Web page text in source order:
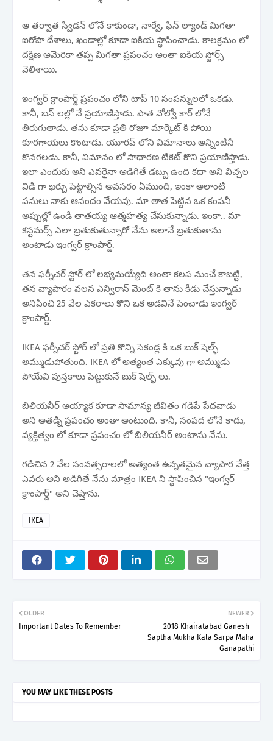
ఆ తర్వాత స్వీడన్ లోనే కాకుండా, నార్వే, ఫిన్ ల్యాండ్ మిగతా
ఐరోపా దేశాలు, ఖండాల్లో కూడా ఐకియ స్థాపించాడు. కాలక్రమం లో
దక్షిణ అమెరికా తప్ప మిగతా ప్రపంచం అంతా ఐకియ స్టోర్స్
వెలిశాయి.
ఇంగ్వర్ క్రాంపార్డ్ ప్రపంచం లోని టాప్ 10 సంపన్నులలో ఒకడు.
కానీ, బస్ లల్లో నే ప్రయాణిస్తాడు. పాత వోల్వో కార్ లోనే
తిరుగుతాడు. తను కూడా ప్రతి రోజూ మార్కెట్ కి పోయి
కూరగాయలు కొంటాడు. యూరప్ లోని విమానాలు అన్నింటినీ
కొనగలడు. కానీ, విమానం లో సాధారణ టికెట్ కొని ప్రయాణిస్తాడు.
ఇలా ఎందుకు అని ఎవరైనా అడిగితే డబ్బు ఉంది కదా అని విచ్చల
విడి గా ఖర్చు పెట్టాల్సిన అవసరం ఏముంది, ఇంకా అలాంటి
పనులు నాకు ఆనందం వేయవు. మా తాత పెట్టిన ఒక కంపనీ
అప్పుల్లో ఉండి తాతయ్య ఆత్మహత్య చేసుకున్నాడు. ఇంకా.. మా
కస్టమర్స్ ఎలా బ్రతుకుతున్నారో నేను అలానే బ్రతుకుతాను
అంటాడు ఇంగ్వర్ క్రాంపార్డ్.
తన ఫర్నీచర్ స్టోర్ లో లభ్యమయ్యేది అంతా కలప నుంచే కాబట్టి,
తన వ్యాపారం వలన ఎన్విరాన్ మెంట్ కి తాను కీడు చేస్తున్నాడు
అనిపించి 25 వేల ఎకరాలు కొని ఒక అడవినే పెంచాడు ఇంగ్వర్
క్రాంపార్డ్.
IKEA ఫర్నీచర్ స్టోర్ లో ప్రతి కొన్ని సెకండ్ల కి ఒక బుక్ షెల్ఫ్
అమ్ముడుపోతుంది. IKEA లో అత్యంత ఎక్కువు గా అమ్ముడు
పోయేవి పుస్తకాలు పెట్టుకునే బుక్ షెల్ఫ్ లు.
బిలియనీర్ అయ్యాక కూడా సామాన్య జీవితం గడిపే పేదవాడు
అని అతడ్ని ప్రపంచం అంతా అంటుంది. కానీ, సంపద లోనే కాదు,
వ్యక్తిత్వం లో కూడా ప్రపంచం లో బిలియనీర్ అంటాను నేను.
గడిచిన 2 వేల సంవత్సరాలలో అత్యంత ఉన్నతమైన వ్యాపార వేత్త
ఎవరు అని అడిగితే నేను మాత్రం IKEA ని స్థాపించిన "ఇంగ్వర్
క్రాంపార్డ్" అని చెప్తాను.
IKEA
NEWER
2018 Khairatabad Ganesh -
Saptha Mukha Kala Sarpa Maha
Ganapathi
OLDER
Important Dates To Remember
YOU MAY LIKE THESE POSTS